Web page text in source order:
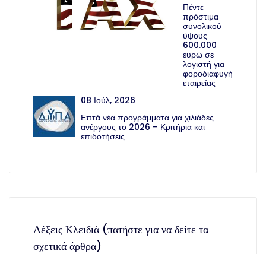
Πέντε
πρόστιμα
συνολικού
ύψους
600.000
ευρώ σε
λογιστή για
φοροδιαφυγή
εταιρείας
08 Ιούλ, 2026
Επτά νέα προγράμματα για χιλιάδες
ανέργους το 2026 – Κριτήρια και
επιδοτήσεις
Λέξεις Κλειδιά (πατήστε για να δείτε τα
σχετικά άρθρα)